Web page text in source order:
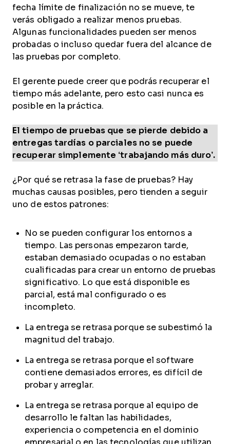
fecha límite de finalización no se mueve, te
verás obligado a realizar menos pruebas.
Algunas funcionalidades pueden ser menos
probadas o incluso quedar fuera del alcance de
las pruebas por completo.
El gerente puede creer que podrás recuperar el
tiempo más adelante, pero esto casi nunca es
posible en la práctica.
El tiempo de pruebas que se pierde debido a
entregas tardías o parciales no se puede
recuperar simplemente ‘trabajando más duro’.
¿Por qué se retrasa la fase de pruebas? Hay
muchas causas posibles, pero tienden a seguir
uno de estos patrones:
No se pueden configurar los entornos a
tiempo. Las personas empezaron tarde,
estaban demasiado ocupadas o no estaban
cualificadas para crear un entorno de pruebas
significativo. Lo que está disponible es
parcial, está mal configurado o es
incompleto.
La entrega se retrasa porque se subestimó la
magnitud del trabajo.
La entrega se retrasa porque el software
contiene demasiados errores, es difícil de
probar y arreglar.
La entrega se retrasa porque al equipo de
desarrollo le faltan las habilidades,
experiencia o competencia en el dominio
empresarial o en las tecnologías que utilizan.